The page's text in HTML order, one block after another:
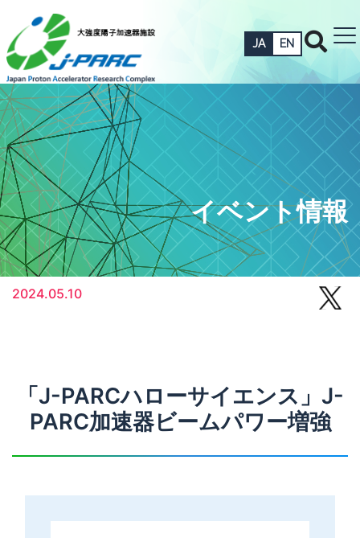
JA EN
イベント情報
2024.05.10
「J-PARCハローサイエンス」J-
PARC加速器ビームパワー増強